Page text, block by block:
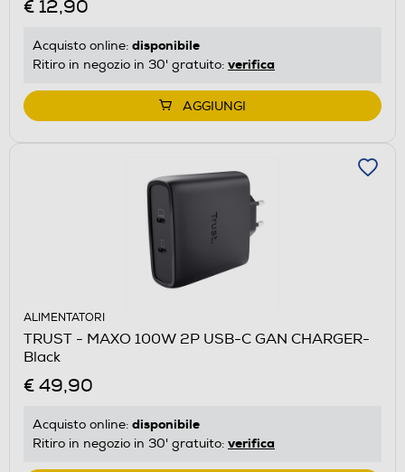
€ 12,90
Acquisto online: disponibile
Ritiro in negozio in 30' gratuito: verifica
AGGIUNGI
ALIMENTATORI
TRUST - MAXO 100W 2P USB-C GAN CHARGER-
Black
€ 49,90
Acquisto online: disponibile
Ritiro in negozio in 30' gratuito: verifica